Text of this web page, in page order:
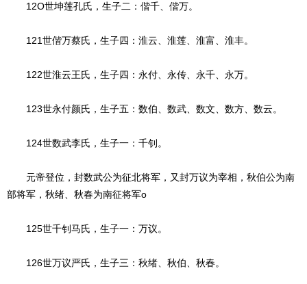
12O世坤莲孔氏，生子二：偕千、偕万。
121世偕万蔡氏，生子四：淮云、淮莲、淮富、淮丰。
122世淮云王氏，生子四：永付、永传、永千、永万。
123世永付颜氏，生子五：数伯、数武、数文、数方、数云。
124世数武李氏，生子一：千钊。
元帝登位，封数武公为征北将军，又封万议为宰相，秋伯公为南
部将军，秋绪、秋春为南征将军o
125世千钊马氏，生子一：万议。
126世万议严氏，生子三：秋绪、秋伯、秋春。